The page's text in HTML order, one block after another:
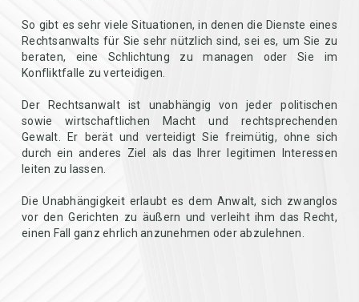
So gibt es sehr viele Situationen, in denen die Dienste eines
Rechtsanwalts für Sie sehr nützlich sind, sei es, um Sie zu
beraten, eine Schlichtung zu managen oder Sie im
Konfliktfalle zu verteidigen.
Der Rechtsanwalt ist unabhängig von jeder politischen
sowie wirtschaftlichen Macht und rechtsprechenden
Gewalt. Er berät und verteidigt Sie freimütig, ohne sich
durch ein anderes Ziel als das Ihrer legitimen Interessen
leiten zu lassen.
Die Unabhängigkeit erlaubt es dem Anwalt, sich zwanglos
vor den Gerichten zu äußern und verleiht ihm das Recht,
einen Fall ganz ehrlich anzunehmen oder abzulehnen.